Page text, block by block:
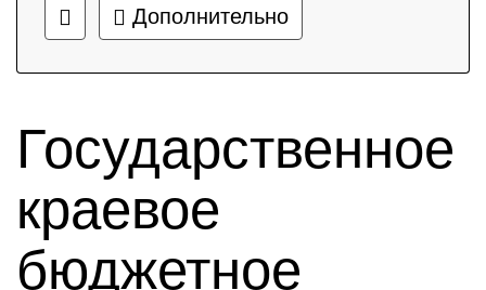
Дополнительно
Государственное
краевое
бюджетное